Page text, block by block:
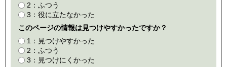
2：ふつう
3：役に立たなかった
このページの情報は見つけやすかったですか？
1：見つけやすかった
2：ふつう
3：見つけにくかった